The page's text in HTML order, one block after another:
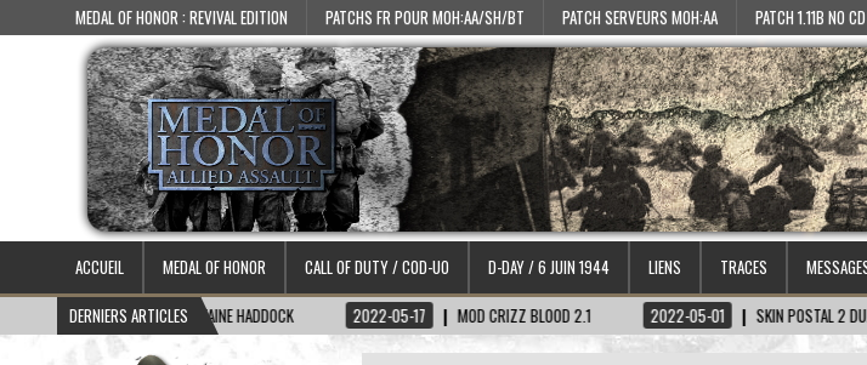
MEDAL OF HONOR : REVIVAL EDITION PATCHS FR POUR MOH:AA/SH/BT PATCH SERVEURS MOH:AA PATCH 1.11B NO CD
ACCUEIL MEDAL OF HONOR CALL OF DUTY / COD-UO D-DAY / 6 JUIN 1944 LIENS TRACES
DERNIERS ARTICLES
SKIN CAPITAINE HADDOCK 2022-05-17 MOD CRIZZ BLOOD 2.1 2022-05-01 SKIN POSTAL 2 DUDE